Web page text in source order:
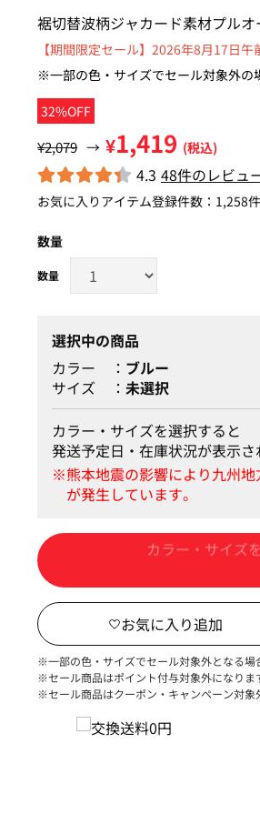
裾切替波柄ジャカード素材プルオ
32%OFF
【期間限定セール】2026年8月17日午
※一部の色・サイズでセール対象外の
¥2,079 → ¥1,419 (税込)
4.3 48件のレビュ
お気に入りアイテム登録件数： 1,258件
数量
選択中の商品
カラー
ブルー
サイズ
未選択
カラー・サイズを選択すると
発送予定日・在庫状況が表示さ
カートに
※一部の色・サイズでセール対象外となる場
※セール商品はポイント付与対象外になりま
※セール商品はクーポン・キャンペーン対象